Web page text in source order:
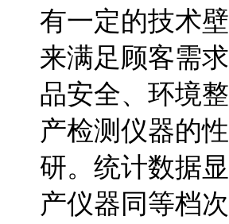
有一定的技术
来满足顾客需
品安全、环境
产检测仪器的
研。统计数据
产仪器同等档